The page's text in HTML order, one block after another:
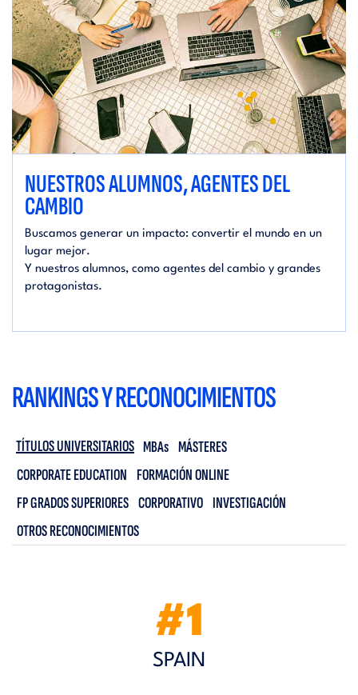
NUESTROS ALUMNOS, AGENTES DEL
CAMBIO
Buscamos generar un impacto: convertir el mundo en un
lugar mejor.
Y nuestros alumnos, como agentes del cambio y grandes
protagonistas.
RANKINGS Y RECONOCIMIENTOS
TÍTULOS UNIVERSITARIOS MBAs MÁSTERES
CORPORATE EDUCATION FORMACIÓN ONLINE
FP GRADOS SUPERIORES CORPORATIVO INVESTIGACIÓN
OTROS RECONOCIMIENTOS
#1
SPAIN